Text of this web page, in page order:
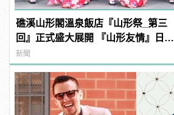
礁溪山形閣溫泉飯店『山形祭_第三
回』正式盛大展開 『山形友情』日本
氛圍感爆表！
新聞